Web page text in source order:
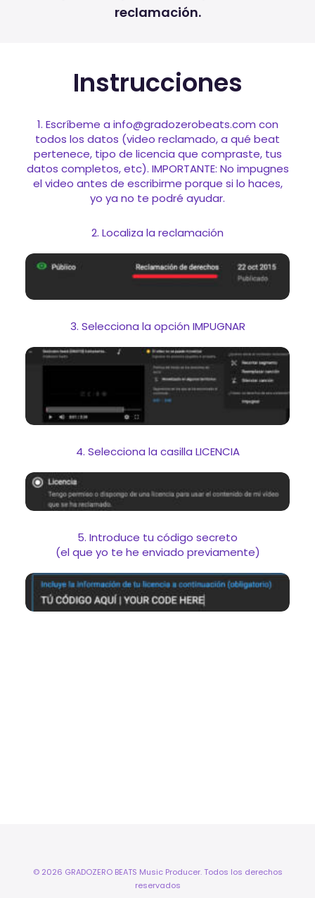
reclamación.
Instrucciones
1. Escríbeme a info@gradozerobeats.com con
todos los datos (video reclamado, a qué beat
pertenece, tipo de licencia que compraste, tus
datos completos, etc). IMPORTANTE: No impugnes
el video antes de escribirme porque si lo haces,
yo ya no te podré ayudar.
2. Localiza la reclamación
3. Selecciona la opción IMPUGNAR
4. Selecciona la casilla LICENCIA
5. Introduce tu código secreto
(el que yo te he enviado previamente)
© 2026 GRADOZERO BEATS Music Producer. Todos los derechos
reservados